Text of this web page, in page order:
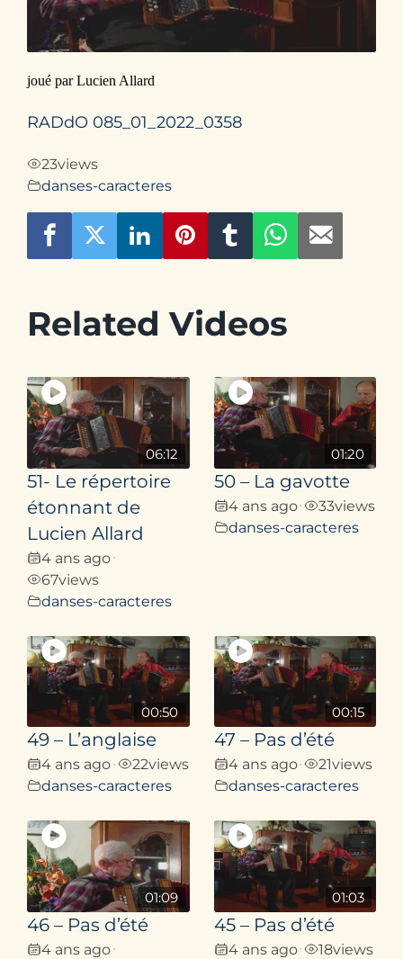
Contact
joué par Lucien Allard
RADdO 085_01_2022_0358
23views
danses-caracteres
Related Videos
06:12
51- Le répertoire
étonnant de
Lucien Allard
4 ans ago•
67views
danses-caracteres
01:20
50 – La gavotte
4 ans ago• 33views
danses-caracteres
00:50
49 – L’anglaise
4 ans ago• 22views
danses-caracteres
00:15
47 – Pas d’été
4 ans ago• 21views
danses-caracteres
01:09
46 – Pas d’été
4 ans ago•
01:03
45 – Pas d’été
4 ans ago• 18views